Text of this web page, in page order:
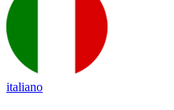
italiano